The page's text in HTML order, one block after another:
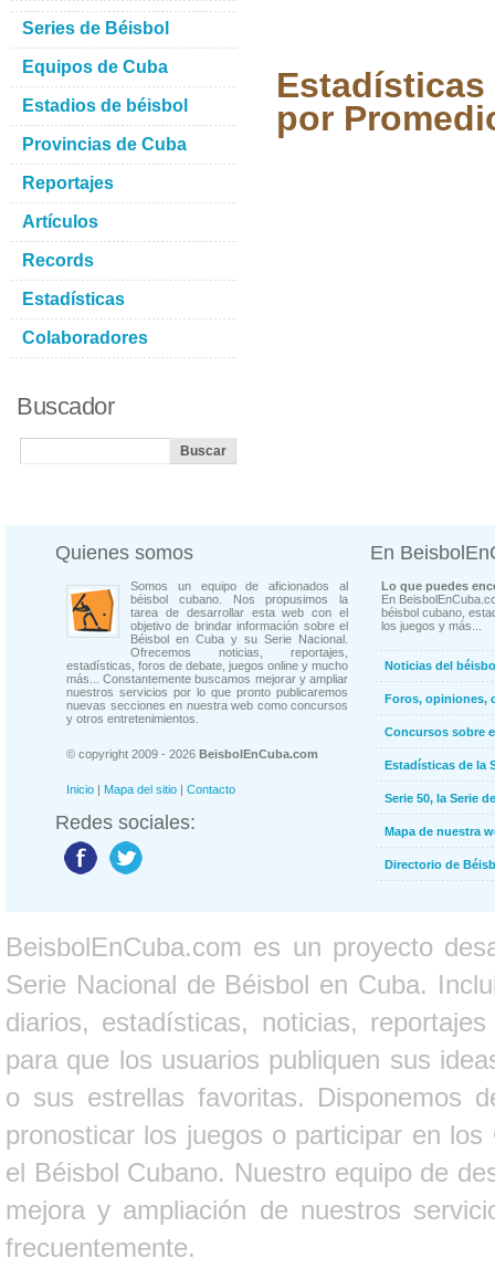
por
Series de Béisbol
Equipos de Cuba
Estadios de béisbol
Provincias de Cuba
Reportajes
Artículos
Records
Estadísticas
Colaboradores
Buscador
Quienes somos
Somos un equipo de aficionados al
béisbol cubano. Nos propusimos la
tarea de desarrollar esta web con el
objetivo de brindar información sobre el
Béisbol en Cuba y su Serie Nacional.
Ofrecemos noticias, reportajes,
estadísticas, foros de debate, juegos online y mucho
más... Constantemente buscamos mejorar y ampliar
nuestros servicios por lo que pronto publicaremos
nuevas secciones en nuestra web como concursos
y otros entretenimientos.
© copyright 2009 - 2026 BeisbolEnCuba.com
Inicio | Mapa del sitio | Contacto
Redes sociales:
En
Lo que puedes
En
béisbol cubano,
los juegos y más...
Noticias del
Foros, opiniones,
Concursos sobre
Estadísticas de la
Serie 50, la Serie
Mapa de nuestra
Directorio de
BeisbolEnCuba.com es un proyecto
Serie Nacional de Béisbol en Cuba.
diarios, estadísticas, noticias,
para que los usuarios publiquen sus
o sus estrellas favoritas. Disponemos
pronosticar los juegos o participar en
el Béisbol Cubano. Nuestro equipo de
mejora y ampliación de nuestros
frecuentemente.